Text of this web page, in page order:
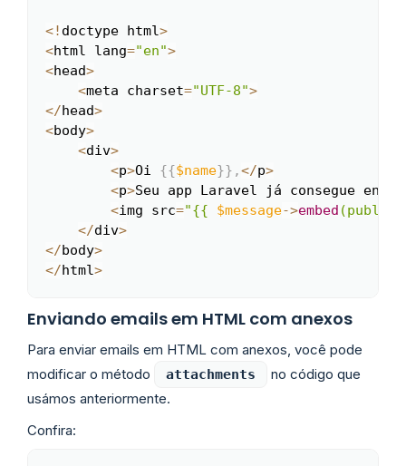
<! doctype html>
<html lang="en">
<head>
<meta charset="UTF-8">
</head>
<body>
<div>
<p>Oi {{$name}} ,</p>
<p>Seu app Laravel já consegue
<img src="{{ $message->embed
</div>
</body>
</html>
Enviando emails em HTML com anexos
Para enviar emails em HTML com anexos, você pode
modificar o método
attachments
no código que
usámos anteriormente.
Confira: